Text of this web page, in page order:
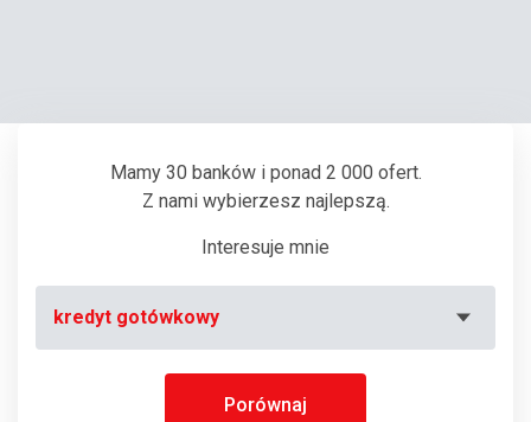
Mamy 30 banków i ponad 2 000 ofert.
Z nami wybierzesz najlepszą.
Interesuje mnie
kredyt gotówkowy
Porównaj